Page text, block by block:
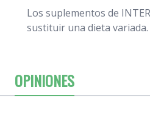
Los suplementos de
sustituir una dieta variada.
OPINIONES